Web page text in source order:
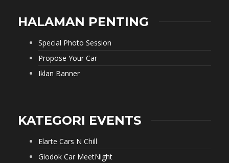
HALAMAN PENTING
Special Photo Session
Propose Your Car
Iklan Banner
KATEGORI EVENTS
Elarte Cars N Chill
Glodok Car MeetNight